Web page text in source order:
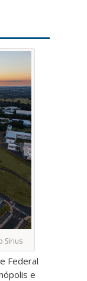
Sírius
Federal
e